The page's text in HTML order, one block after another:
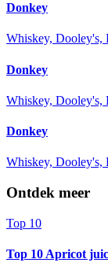
Donkey
Whiskey, Dooley's,
Donkey
Whiskey, Dooley's,
Donkey
Whiskey, Dooley's,
Ontdek meer
Top 10
Top 10 Apricot